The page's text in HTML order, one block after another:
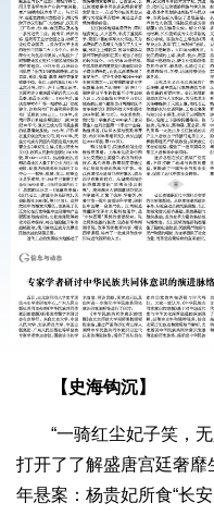
【史海钩沉】
“一骑红尘妃子笑，无
打开了了解盛唐宫廷奢
年悬案：杨贵妃所食“长